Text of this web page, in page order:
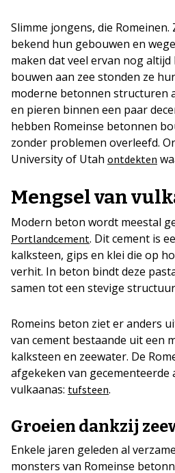
Slimme jongens, die
bekend hun gebouwen en
maken dat veel ervan nog
bouwen aan zee stonden ze
moderne betonnen structuren
en pieren binnen een paar
hebben Romeinse betonnen
zonder problemen overleefd.
University of Utah ontdekten
Mengsel van
Modern beton wordt meestal
Portlandcement. Dit cement is
kalksteen, gips en klei die op
verhit. In beton bindt deze
samen tot een stevige
Romeins beton ziet er anders
van cement bestaande uit een
kalksteen en zeewater. De
afgekeken van gecementeerde
vulkaanas: tufsteen.
Groeien dankzij
Enkele jaren geleden al
monsters van Romeinse